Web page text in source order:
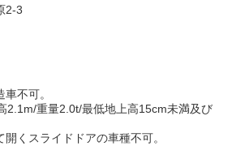
2-3
不可。
2.1m/重量2.0t/最低地上高15cm未満及び
くスライドドアの車種不可。